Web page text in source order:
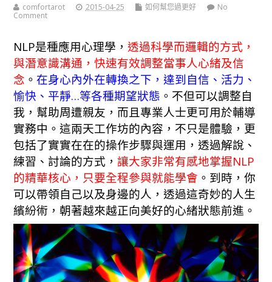
comfortarot 2015-04-25 如何幫您過更好
No
Comment
NLP是種應用心理學， 透過科學而邏輯的方式，
與潛意識溝通，快速有效調整當事人心緒及信
念 。 在身心內外在轉換之下，達到自信、活力、
愉快、平靜…等各種期望狀態 。不但可以調整自
我，幫助周遭親友，而且專業人士更可用於輔導
實務中。這兩天工作坊的內容，不只是體驗，更
包括了實實在在的操作步驟與運用，透過解說、
練習、討論的方式， 讓大家非常有感地掌握NLP
的精華核心，只要全程參與就能學會 。到時，你
可以帶領自己以及身邊的人，透過這奇妙的人生
繽紛術，朝著越來越正向美好的心緒狀態前進。